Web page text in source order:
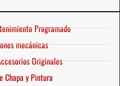
Programado
mecánicas
Originales
Chapa y Pintura